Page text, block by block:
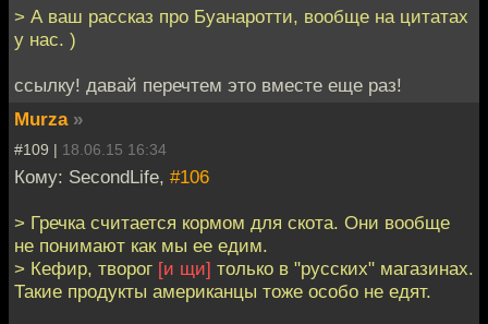
> А ваш рассказ про Буанаротти, вообще на цитатах
у нас. )
ссылку! давай перечтем это вместе еще раз!
Murza »
#109 | 18.06.15 16:34
Кому: SecondLife, #106
> Гречка считается кормом для скота. Они вообще
не понимают как мы ее едим.
> Кефир, творог [и щи] только в "русских" магазинах.
Такие продукты американцы тоже особо не едят.